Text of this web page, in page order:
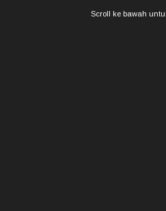
Scroll ke bawah